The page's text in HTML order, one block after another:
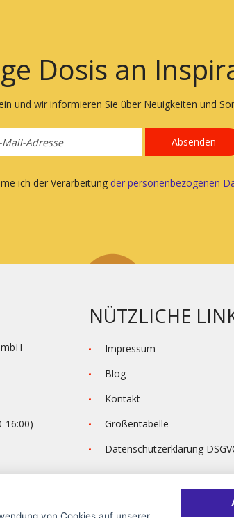
Dosis an
und wir informieren Sie über Neuigkeiten und
Absenden
ich der Verarbeitung der personenbezogenen
16:00)
NÜTZLICHE
Impressum
Blog
Kontakt
Größentabelle
Datenschutzerklärung